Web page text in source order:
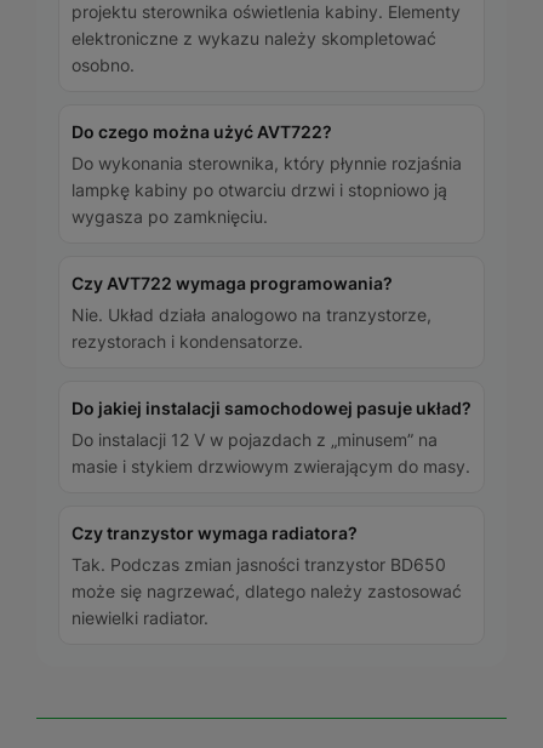
projektu sterownika oświetlenia kabiny. Elementy
elektroniczne z wykazu należy skompletować
osobno.
Do czego można użyć AVT722?
Do wykonania sterownika, który płynnie rozjaśnia
lampkę kabiny po otwarciu drzwi i stopniowo ją
wygasza po zamknięciu.
Czy AVT722 wymaga programowania?
Nie. Układ działa analogowo na tranzystorze,
rezystorach i kondensatorze.
Do jakiej instalacji samochodowej pasuje układ?
Do instalacji 12 V w pojazdach z „minusem” na
masie i stykiem drzwiowym zwierającym do masy.
Czy tranzystor wymaga radiatora?
Tak. Podczas zmian jasności tranzystor BD650
może się nagrzewać, dlatego należy zastosować
niewielki radiator.